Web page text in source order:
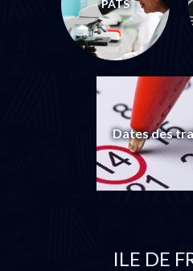
PATS
Dates des
ILE DE